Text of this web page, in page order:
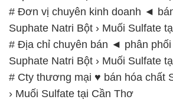
# Đơn vị chuyên kinh doanh ◄
Suphate Natri Bột › Muối Sulfate
# Địa chỉ chuyên bán ◄ phân phối
Suphate Natri Bột › Muối Sulfate
# Cty thương mại ♥ bán hóa chất
› Muối Sulfate tại Cần Thơ